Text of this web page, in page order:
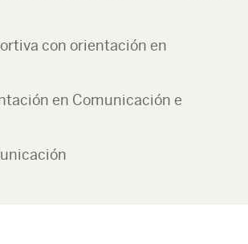
con orientación en
en Comunicación e